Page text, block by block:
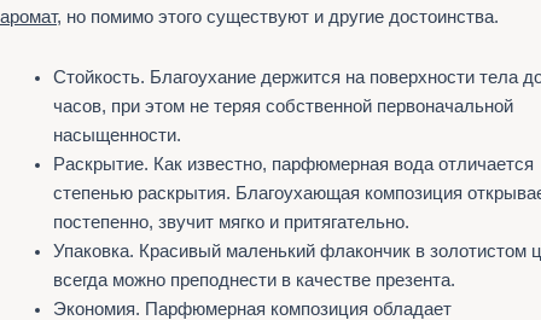
аромат, но помимо этого существуют и другие достоинства.
Стойкость. Благоухание держится на поверхности тела
часов, при этом не теряя собственной первоначальной
насыщенности.
Раскрытие. Как известно, парфюмерная вода отличается
степенью раскрытия. Благоухающая композиция
постепенно, звучит мягко и притягательно.
Упаковка. Красивый маленький флакончик в золотистом
всегда можно преподнести в качестве презента.
Экономия. Парфюмерная композиция обладает